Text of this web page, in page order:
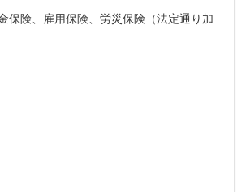
保険、雇用保険、労災保険（法定通り加